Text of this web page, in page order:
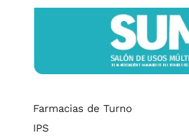
Farmacias de Turno
IPS